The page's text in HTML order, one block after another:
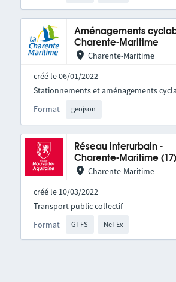
Aménagements
Charente-Maritime
Charente-Maritime
créé le 06/01/2022
Format geojson
Stationnements et aménagements
Réseau interurbain -
Charente-Maritime (17)
Charente-Maritime
créé le 10/03/2022
Format GTFS NeTEx
Transport public collectif